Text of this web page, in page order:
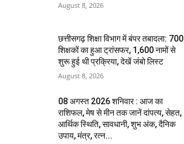
August 8, 2026
छत्तीसगढ़ शिक्षा विभाग में बंपर तबादला: 700
शिक्षकों का हुआ ट्रांसफर, 1,600 नामों से
शुरू हुई थी प्रक्रिया, देखें जंबो लिस्ट
August 8, 2026
08 अगस्त 2026 शनिवार : आज का
राशिफल, मेष से मीन तक जानें दांपत्य, सेहत,
आर्थिक स्थिति, सावधानी, शुभ अंक, दैनिक
उपाय, मंत्र, रत्न...